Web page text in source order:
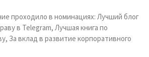
проходило в номинациях: Лучший блог
в Telegram, Лучшая книга по
За вклад в развитие корпоративного